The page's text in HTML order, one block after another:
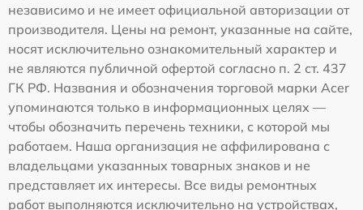
независимо и не имеет официальной авторизации от
производителя. Цены на ремонт, указанные на сайте,
носят исключительно ознакомительный характер и
не являются публичной офертой согласно п. 2 ст. 437
ГК РФ. Названия и обозначения торговой марки Acer
упоминаются только в информационных целях —
чтобы обозначить перечень техники, с которой мы
работаем. Наша организация не аффилирована с
владельцами указанных товарных знаков и не
представляет их интересы. Все виды ремонтных
работ выполняются исключительно на устройствах,